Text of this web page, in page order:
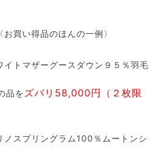
ほんの一例〉
イトマザーグースダウン９５％羽毛
品を ズバリ58,000円（２枚限
ノスプリングラム100％ムートンシ